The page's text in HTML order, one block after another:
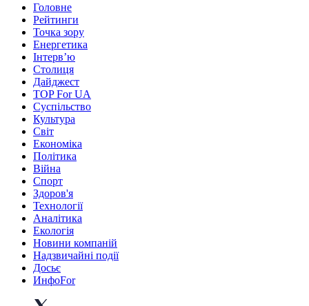
Головне
Рейтинги
Точка зору
Енергетика
Інтерв’ю
Столиця
Дайджест
TOP For UA
Суспiльство
Культура
Світ
Економіка
Політика
Війна
Спорт
Здоров'я
Технології
Аналітика
Екологія
Новини компаній
Надзвичайні події
Досьє
ИнфоFor